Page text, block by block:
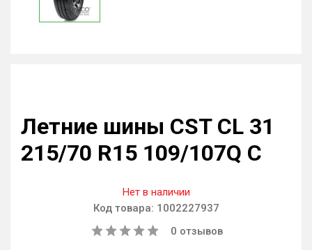
Летние шины CST CL 31
215/70 R15 109/107Q C
Нет в наличии
Код товара: 1002227937
0 отзывов